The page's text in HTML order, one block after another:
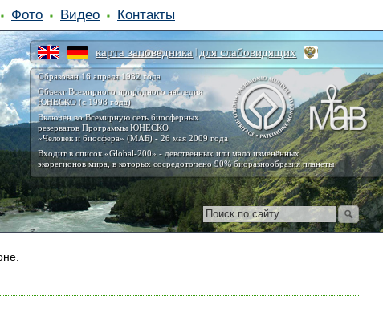
карта заповедника | для слабовидящих
Образован 16 апреля 1932 года
Объект Всемирного природного наследия
ЮНЕСКО (с 1998 года)
Включён во Всемирную сеть биосферных
резерватов Программы ЮНЕСКО
«Человек и биосфера» (МАБ) - 26 мая 2009 года
Входит в список «Global-200» - девственных или мало изменённых
экорегионов мира, в которых сосредоточено 90% биоразнообразия планеты
Фото Видео Контакты